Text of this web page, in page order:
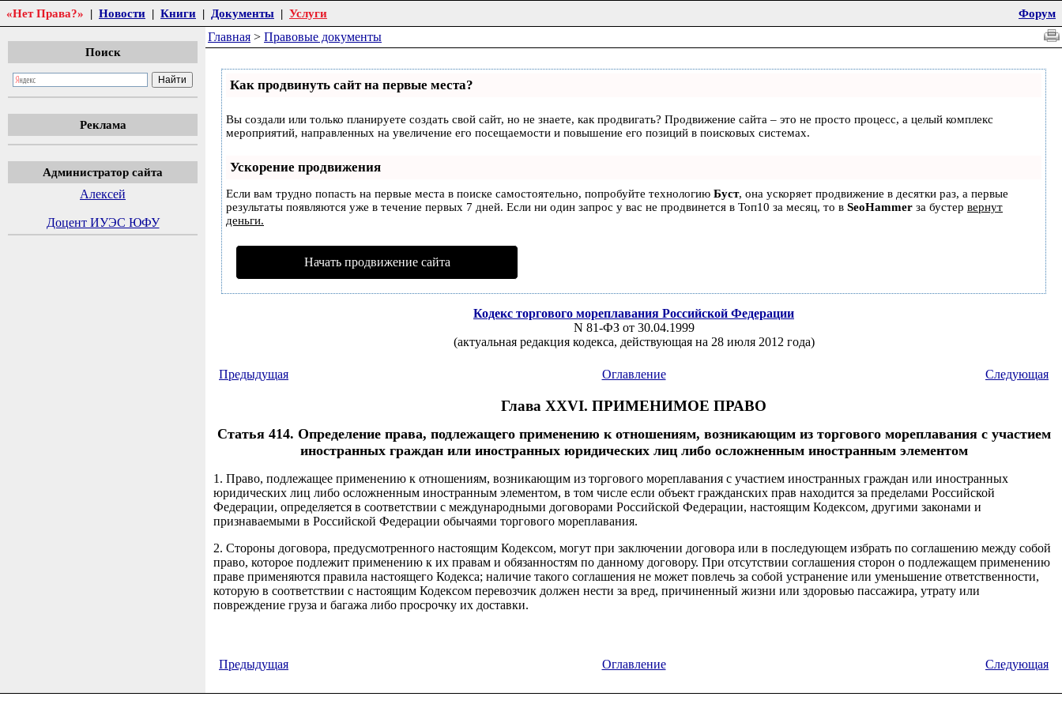
«Нет Права?» | Новости | Книги | Документы | Услуги Форум
Поиск
Реклама
Администратор сайта
Алексей
Доцент ИУЭС ЮФУ
Главная > Правовые документы
Как продвинуть сайт на первые места?
Вы создали или только планируете создать свой сайт, но не знаете, как продвигать? Продвижение сайта – это не просто процесс, а целый комплекс
мероприятий, направленных на увеличение его посещаемости и повышение его позиций в поисковых системах.
Ускорение продвижения
Если вам трудно попасть на первые места в поиске самостоятельно, попробуйте технологию Буст, она ускоряет продвижение в десятки раз, а первые
результаты появляются уже в течение первых 7 дней. Если ни один запрос у вас не продвинется в Топ10 за месяц, то в SeoHammer за бустер вернут
деньги.
Начать продвижение сайта
Кодекс торгового мореплавания Российской Федерации
N 81-ФЗ от 30.04.1999
(актуальная редакция кодекса, действующая на 28 июля 2012 года)
Предыдущая Оглавление Следующая
Глава XXVI. ПРИМЕНИМОЕ ПРАВО
Статья 414. Определение права, подлежащего применению к отношениям, возникающим из торгового мореплавания с участием
иностранных граждан или иностранных юридических лиц либо осложненным иностранным элементом
1. Право, подлежащее применению к отношениям, возникающим из торгового мореплавания с участием иностранных граждан или иностранных
юридических лиц либо осложненным иностранным элементом, в том числе если объект гражданских прав находится за пределами Российской
Федерации, определяется в соответствии с международными договорами Российской Федерации, настоящим Кодексом, другими законами и
признаваемыми в Российской Федерации обычаями торгового мореплавания.
2. Стороны договора, предусмотренного настоящим Кодексом, могут при заключении договора или в последующем избрать по соглашению между собой
право, которое подлежит применению к их правам и обязанностям по данному договору. При отсутствии соглашения сторон о подлежащем применению
праве применяются правила настоящего Кодекса; наличие такого соглашения не может повлечь за собой устранение или уменьшение ответственности,
которую в соответствии с настоящим Кодексом перевозчик должен нести за вред, причиненный жизни или здоровью пассажира, утрату или
повреждение груза и багажа либо просрочку их доставки.
Предыдущая Оглавление Следующая